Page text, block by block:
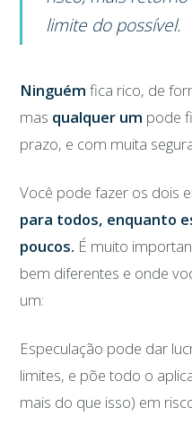
limite do possível.
Ninguém fica rico, de
mas qualquer um pode
prazo, e com muita
Você pode fazer os dois
para todos, enquanto
poucos. É muito
bem diferentes e onde
um:
Especulação pode dar
limites, e põe todo o
mais do que isso) em